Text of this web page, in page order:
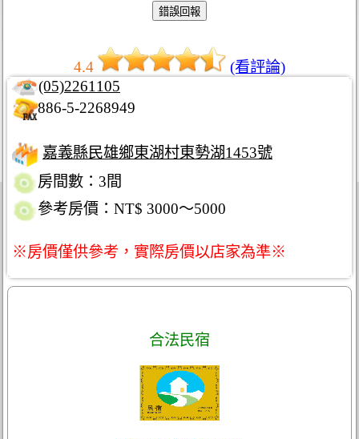
4.4
(看評論)
(05)2261105
886-5-2268949
嘉義縣民雄鄉東湖村東勢湖1453號
房間數：3間
參考房價：NT$ 3000～5000
※房價僅供參考，實際房價以店家為準※
合法民宿